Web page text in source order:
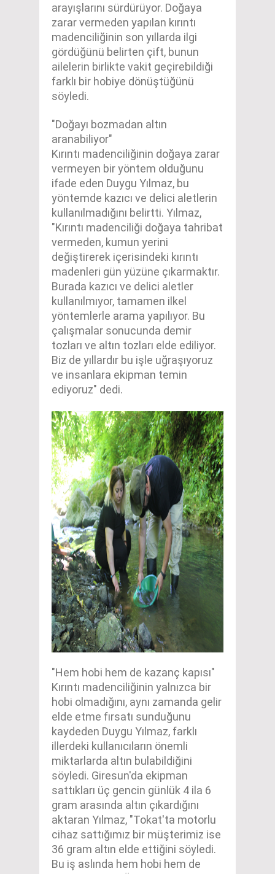
arayışlarını sürdürüyor. Doğaya
zarar vermeden yapılan kırıntı
madenciliğinin son yıllarda ilgi
gördüğünü belirten çift, bunun
ailelerin birlikte vakit geçirebildiği
farklı bir hobiye dönüştüğünü
söyledi.
"Doğayı bozmadan altın
aranabiliyor"
Kırıntı madenciliğinin doğaya zarar
vermeyen bir yöntem olduğunu
ifade eden Duygu Yılmaz, bu
yöntemde kazıcı ve delici aletlerin
kullanılmadığını belirtti. Yılmaz,
"Kırıntı madenciliği doğaya tahribat
vermeden, kumun yerini
değiştirerek içerisindeki kırıntı
madenleri gün yüzüne çıkarmaktır.
Burada kazıcı ve delici aletler
kullanılmıyor, tamamen ilkel
yöntemlerle arama yapılıyor. Bu
çalışmalar sonucunda demir
tozları ve altın tozları elde ediliyor.
Biz de yıllardır bu işle uğraşıyoruz
ve insanlara ekipman temin
ediyoruz" dedi.
"Hem hobi hem de kazanç kapısı"
Kırıntı madenciliğinin yalnızca bir
hobi olmadığını, aynı zamanda gelir
elde etme fırsatı sunduğunu
kaydeden Duygu Yılmaz, farklı
illerdeki kullanıcıların önemli
miktarlarda altın bulabildiğini
söyledi. Giresun'da ekipman
sattıkları üç gencin günlük 4 ila 6
gram arasında altın çıkardığını
aktaran Yılmaz, "Tokat'ta motorlu
cihaz sattığımız bir müşterimiz ise
36 gram altın elde ettiğini söyledi.
Bu iş aslında hem hobi hem de